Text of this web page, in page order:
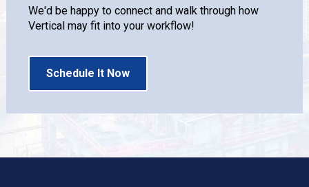
We'd be happy to connect and walk through how
Vertical may fit into your workflow!
Schedule It Now